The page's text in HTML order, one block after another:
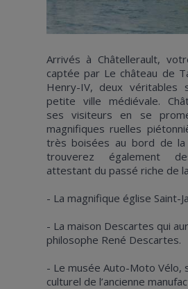
Arrivés à Châtellerault,
captée par Le château de
Henry-IV, deux véritables
petite ville médiévale.
ses visiteurs en se
magnifiques ruelles
très boisées au bord de la
trouverez également
attestant du passé riche de
- La magnifique église Saint-
- La maison Descartes qui
philosophe René Descartes.
- Le musée Auto-Moto Vélo,
culturel de l’ancienne